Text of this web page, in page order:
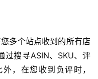
多个站点收到的所有店
过搜寻ASIN、SKU、评
，在您收到负评时，